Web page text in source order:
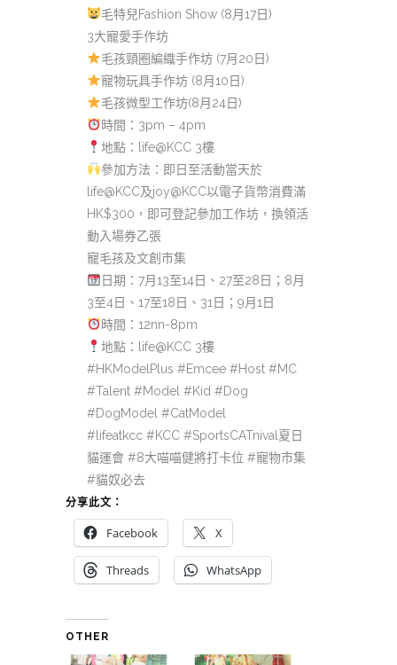
毛特兒Fashion Show (8月17日)
3大寵愛手作坊
毛孩頸圈編織手作坊 (7月20日)
寵物玩具手作坊 (8月10日)
毛孩微型工作坊(8月24日)
時間：3pm – 4pm
地點：life@KCC 3樓
參加方法：即日至活動當天於
life@KCC及joy@KCC以電子貨幣消費滿
HK$300，即可登記參加工作坊，換領活
動入場券乙張
寵毛孩及文創市集
日期：7月13至14日、27至28日；8月
3至4日、17至18日、31日；9月1日
時間：12nn-8pm
地點：life@KCC 3樓
#HKModelPlus #Emcee #Host #MC
#Talent #Model #Kid #Dog
#DogModel #CatModel
#lifeatkcc #KCC #SportsCATnival夏日
貓運會 #8大喵喵健將打卡位 #寵物市集
#貓奴必去
分享此文：
Facebook X
Threads WhatsApp
OTHER